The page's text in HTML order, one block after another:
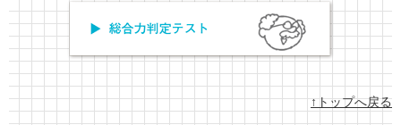
↑トップへ戻る